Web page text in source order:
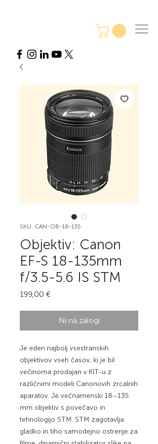
SKU: CAN-OB-18-135
Objektiv: Canon
EF-S 18-135mm
f/3.5-5.6 IS STM
199,00 €Price
Ni na zalogi
Je eden najbolj vsestranskih
objektivov vseh časov, ki je bil
večinoma prodajan v KIT-u z
različnimi modeli Canonovih zrcalnih
aparatov. Je večnamenski 18–135
mm objektiv s povečavo in
tehnologijo STM. STM zagotavlja
gladko in tiho samodejno ostrenje za